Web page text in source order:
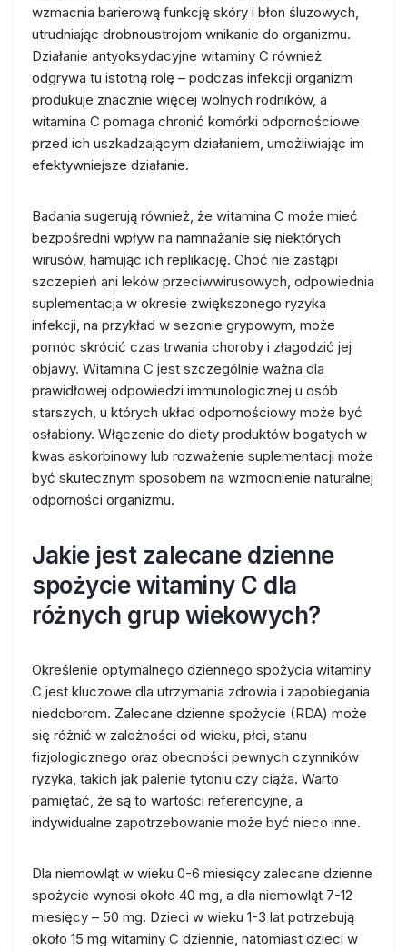
wzmacnia barierową funkcję skóry i błon śluzowych,
utrudniając drobnoustrojom wnikanie do organizmu.
Działanie antyoksydacyjne witaminy C również
odgrywa tu istotną rolę – podczas infekcji organizm
produkuje znacznie więcej wolnych rodników, a
witamina C pomaga chronić komórki odpornościowe
przed ich uszkadzającym działaniem, umożliwiając im
efektywniejsze działanie.
Badania sugerują również, że witamina C może mieć
bezpośredni wpływ na namnażanie się niektórych
wirusów, hamując ich replikację. Choć nie zastąpi
szczepień ani leków przeciwwirusowych, odpowiednia
suplementacja w okresie zwiększonego ryzyka
infekcji, na przykład w sezonie grypowym, może
pomóc skrócić czas trwania choroby i złagodzić jej
objawy. Witamina C jest szczególnie ważna dla
prawidłowej odpowiedzi immunologicznej u osób
starszych, u których układ odpornościowy może być
osłabiony. Włączenie do diety produktów bogatych w
kwas askorbinowy lub rozważenie suplementacji może
być skutecznym sposobem na wzmocnienie naturalnej
odporności organizmu.
Jakie jest zalecane dzienne
spożycie witaminy C dla
różnych grup wiekowych?
Określenie optymalnego dziennego spożycia witaminy
C jest kluczowe dla utrzymania zdrowia i zapobiegania
niedoborom. Zalecane dzienne spożycie (RDA) może
się różnić w zależności od wieku, płci, stanu
fizjologicznego oraz obecności pewnych czynników
ryzyka, takich jak palenie tytoniu czy ciąża. Warto
pamiętać, że są to wartości referencyjne, a
indywidualne zapotrzebowanie może być nieco inne.
Dla niemowląt w wieku 0-6 miesięcy zalecane dzienne
spożycie wynosi około 40 mg, a dla niemowląt 7-12
miesięcy – 50 mg. Dzieci w wieku 1-3 lat potrzebują
około 15 mg witaminy C dziennie, natomiast dzieci w